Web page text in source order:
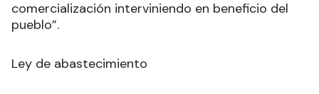
comercialización interviniendo en beneficio del
pueblo”.
Ley de abastecimiento